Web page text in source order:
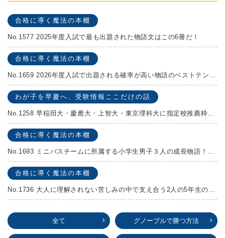
合格に導く魔法の本棚
No.1577 2025年度入試で最も出題された物語文はこの6冊だ！
合格に導く魔法の本棚
No.1659 2026年度入試で出題される確率が高い物語のベストテンを発表します！
わが子を早慶へ、受験情報ここだけの話
No.1258 早稲田大・慶應大・上智大・東京理科大に指定校推薦枠がある学校
合格に導く魔法の本棚
No.1693 ミニバスチームに所属する小学生男子３人の成長物語！『ポジション！』高田由紀子 予想問題付き！
合格に導く魔法の本棚
No.1736 大人に理解されない苦しみの中で支え合う2人の5年生の成長物語！『夏の迷子』村上しいこ
全て グノーブルで勝つ方法